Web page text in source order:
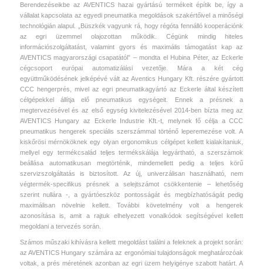
Berendezéseikbe az AVENTICS hazai gyártású termékeit építik be, így a
vállalat kapcsolata az egyedi pneumatika megoldások szakértőivel a minőségi
technológián alapul. „Büszkék vagyunk rá, hogy régóta fennálló kooperációnk
az egri üzemmel olajozottan működik. Cégünk mindig hiteles
információszolgáltatást, valamint gyors és maximális támogatást kap az
AVENTICS magyarországi csapatától” – mondta el Hubina Péter, az Eckerle
cégcsoport európai automatizálási vezetője. Mára a két cég
együttműködésének jelképévé vált az Aventics Hungary Kft. részére gyártott
CCC hengerprés, mivel az egri pneumatikagyártó az Eckerle által készített
célgépekkel állítja elő pneumatikus egységeit. Ennek a présnek a
megtervezésével és az első egység kivitelezésével 2014-ben bízta meg az
AVENTICS Hungary az Eckerle Industrie Kft.-t, melynek fő célja a CCC
pneumatikus hengerek speciális szerszámmal történő leperemezése volt. A
kiskőrösi mérnököknek egy olyan ergonomikus célgépet kellett kialakítaniuk,
mellyel egy termékcsalád teljes termékskálája legyártható, a szerszámok
beállása automatikusan megtörténik, mindemellett pedig a teljes körű
szervizszolgáltatás is biztosított. Az új, univerzálisan használható, nem
végtermék-specifikus présnek a selejtszámot csökkentenie – lehetőség
szerint nullára -, a gyártóeszköz pontosságát és megbízhatóságát pedig
maximálisan növelnie kellett. További követelmény volt a hengerek
azonosítása is, amit a rajtuk elhelyezett vonalkódok segítségével kellett
megoldani a tervezés során.
Számos műszaki kihívásra kellett megoldást találni a feleknek a projekt során:
az AVENTICS Hungary számára az ergonómiai tulajdonságok meghatározóak
voltak, a prés méretének azonban az egri üzem helyigénye szabott határt. A